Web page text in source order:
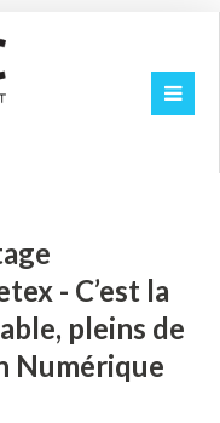
- C’est la
pleins de
Numérique